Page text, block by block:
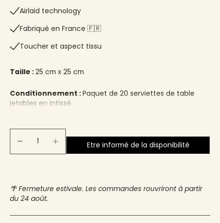
Airlaid technology
Fabriqué en France 🇫🇷​
Toucher et aspect tissu
Taille :25 cm x 25 cm
Conditionnement :Paquet de 20 serviettes de table
jetables en intissé
Etre informé de la disponibilité
🌴 Fermeture estivale. Les commandes rouvriront à partir
du 24 août.